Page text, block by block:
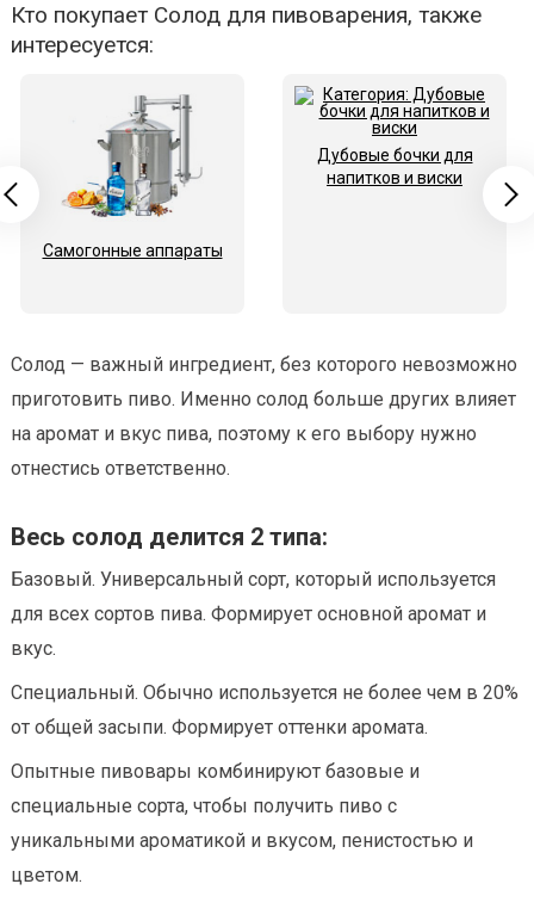
Кто покупает Солод для пивоварения, также
интересуется:
Самогонные аппараты
Дубовые бочки для
напитков и виски
Солод — важный ингредиент, без которого невозможно
приготовить пиво. Именно солод больше других влияет
на аромат и вкус пива, поэтому к его выбору нужно
отнестись ответственно.
Весь солод делится 2 типа:
Базовый. Универсальный сорт, который используется
для всех сортов пива. Формирует основной аромат и
вкус.
Специальный. Обычно используется не более чем в 20%
от общей засыпи. Формирует оттенки аромата.
Опытные пивовары комбинируют базовые и
специальные сорта, чтобы получить пиво с
уникальными ароматикой и вкусом, пенистостью и
цветом.